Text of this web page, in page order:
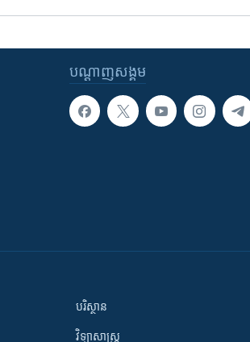
បណ្តាញ​សង្គម
បរិស្ថាន
វិទ្យាសាស្រ្ត